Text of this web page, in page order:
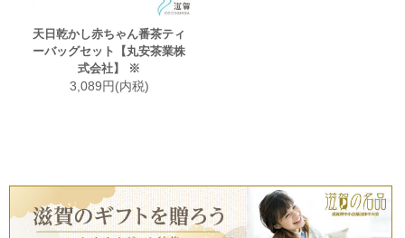
天日乾かし赤ちゃん番茶ティ
ーバッグセット【丸安茶業株
式会社】 ※
3,089円(内税)